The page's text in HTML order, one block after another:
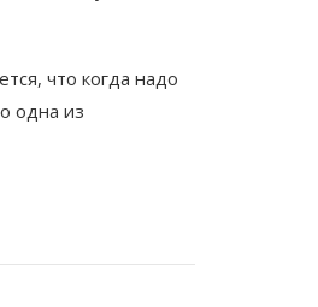
что когда надо
одна из